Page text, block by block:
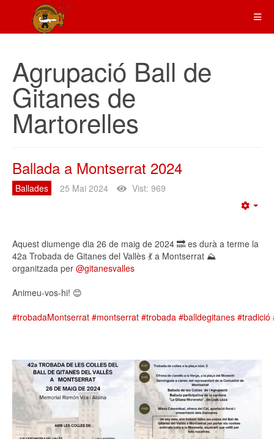
Agrupació Ball de
Gitanes de
Martorelles
Ballada a Montserrat 2024
Ballades 25 Mai 2024 Vist: 969
Aquest diumenge dia 26 de maig de 2024 🔜 es durà a terme la
42a Trobada de Gitanes del Vallès 💃 a Montserrat ⛰️
organitzada per @gitanesvalles
Animeu-vos-hi! 😊
#trobadaMontserrat #montserrat #trobada #balldegitanes #tradició